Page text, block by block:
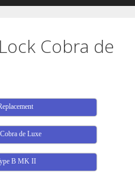
Cobra de
de Luxe
B MK II